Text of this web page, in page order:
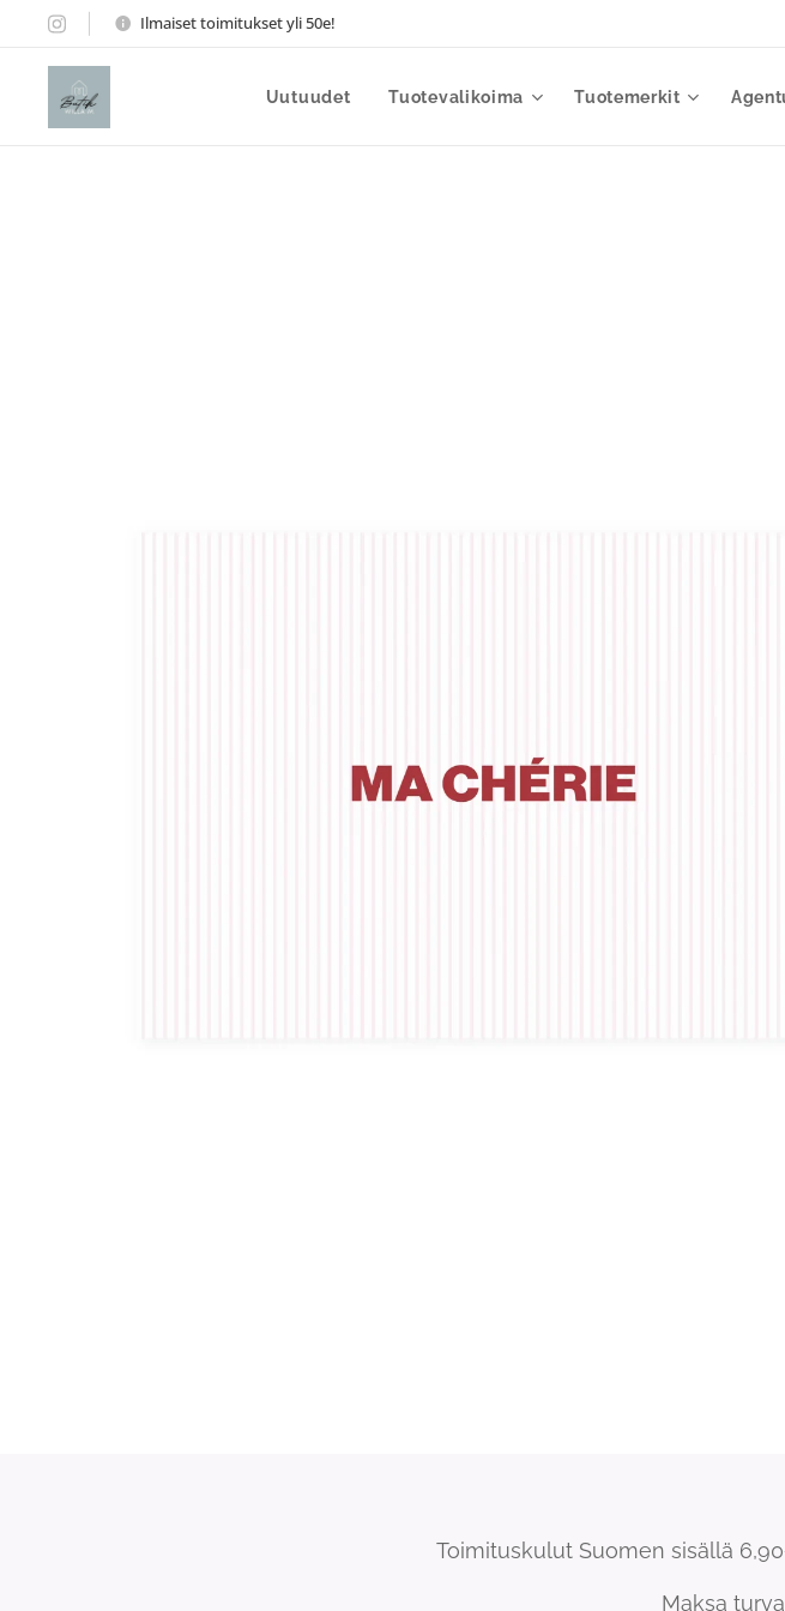
Ilmaiset toimitukset yli 50e!
Uutuudet Tuotevalikoima Tuotemerkit
Toimituskulut Suomen sisällä
Maksa